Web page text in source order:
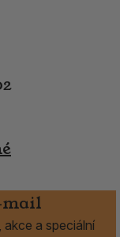
mail
a speciální